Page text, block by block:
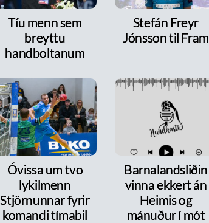
Tíu menn sem
breyttu
handboltanum
Stefán Freyr
Jónsson til Fram
Óvissa um tvo
lykilmenn
Stjörnunnar fyrir
komandi tímabil
Barnalandsliðin
vinna ekkert án
Heimis og
mánuður í mót